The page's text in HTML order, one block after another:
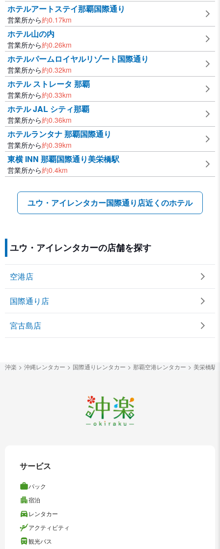
ホテルアートステイ那覇国際通り
営業所から約0.17km
ホテル山の内
営業所から約0.26km
ホテルパームロイヤルリゾート国際通り
営業所から約0.32km
ホテル ストレータ 那覇
営業所から約0.33km
ホテル JAL シティ那覇
営業所から約0.36km
ホテルランタナ 那覇国際通り
営業所から約0.39km
東横 INN 那覇国際通り美栄橋駅
営業所から約0.4km
ユウ・アイレンタカー国際通り店近くのホテル
ユウ・アイレンタカーの店舗を探す
空港店
国際通り店
宮古島店
沖楽 沖縄レンタカー 国際通りレンタカー 那覇空港レンタカー 美栄橋駅
サービス
パック
宿泊
レンタカー
アクティビティ
観光バス